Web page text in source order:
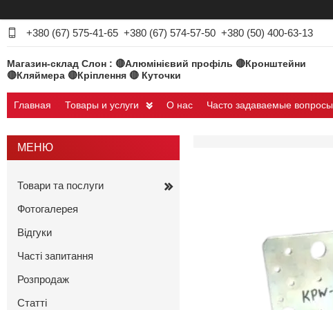
+380 (67) 575-41-65 +380 (67) 574-57-50 +380 (50) 400-63-13
Магазин-склад Слон : 🔴Алюмінієвий профіль 🔴Кронштейни
🔴Кляймера 🔴Кріплення 🔴 Куточки
Главная Товары и услуги О нас Часто задаваемые вопросы
Товари та послуги
Фотогалерея
Відгуки
Часті запитання
Розпродаж
Статті